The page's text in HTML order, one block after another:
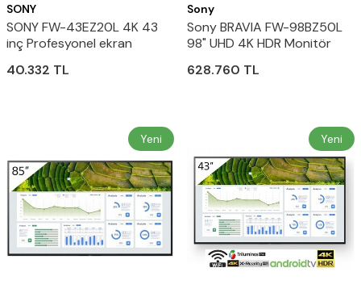
SONY
SONY FW-43EZ20L 4K 43
inç Profesyonel ekran
40.332 TL
Sony
Sony BRAVIA FW-98BZ50L
98" UHD 4K HDR Monitör
628.760 TL
Yeni Yeni